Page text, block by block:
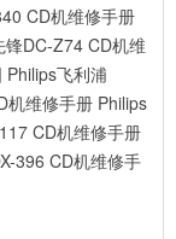
CD机维修手册
DC-Z74 CD机维
Philips飞利浦
机维修手册 Philips
CD机维修手册
396 CD机维修手